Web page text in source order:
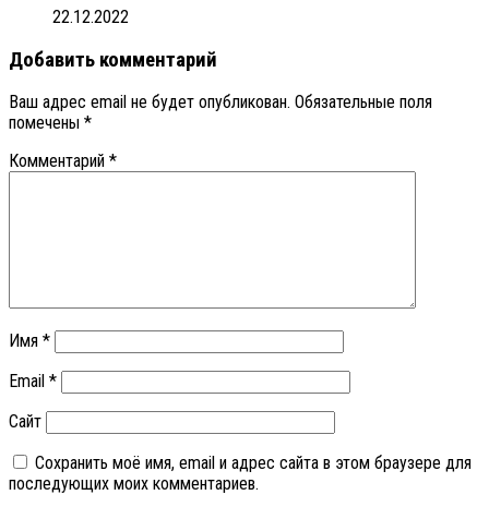
22.12.2022
Добавить комментарий
Ваш адрес email не будет опубликован. Обязательные поля
помечены *
Комментарий *
Имя *
Email *
Сайт
Сохранить моё имя, email и адрес сайта в этом браузере для
последующих моих комментариев.